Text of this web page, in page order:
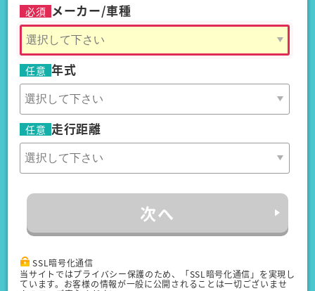
必須 メーカー/車種
任意 年式
任意 走行距離
次へ
SSL暗号化通信
当サイトではプライバシー保護のため、「SSL暗号化通信」を実現し
ています。お客様の情報が一般に公開されることは一切ございませ